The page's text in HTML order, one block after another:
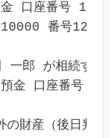
口座番号
番号
一郎 が相続する
金 口座番号
財産（後日判